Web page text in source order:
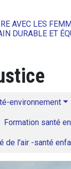
AVEC LES
DURABLE ET
environnement
Formation santé
de l'air -santé